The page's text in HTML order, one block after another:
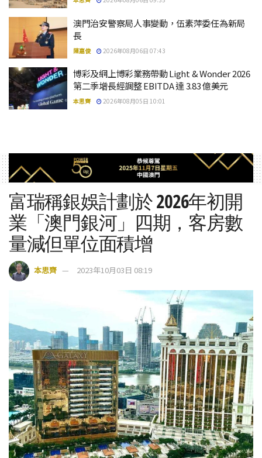
澳門治安警察局人事變動，伍素萍委任為新局
長
陳嘉俊 2026年08月06日 07:43
博彩及網上博彩業務帶動 Light & Wonder 2026
第二季增長經調整 EBITDA 達 3.83 億美元
本思齊 2026年08月05日 10:01
富瑞稱銀娛計劃於 2026年初開
業「澳門銀河」四期，客房數
量減但單位面積增
本思齊 2023年10月03日 08:19